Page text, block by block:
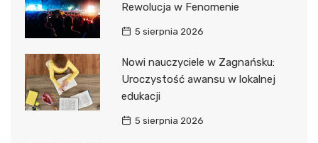
Rewolucja w Fenomenie
5 sierpnia 2026
Nowi nauczyciele w Zagnańsku:
Uroczystość awansu w lokalnej
edukacji
5 sierpnia 2026